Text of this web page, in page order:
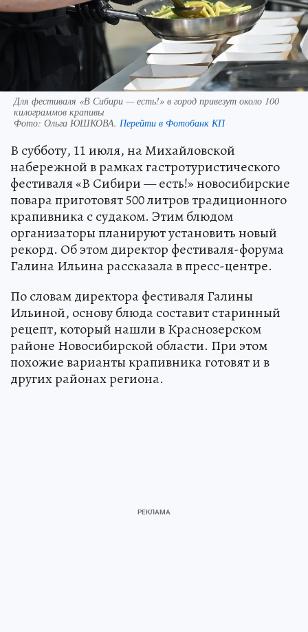
Для фестиваля «В Сибири — есть!» в город привезут около 100
килограммов крапивы
Фото: Ольга ЮШКОВА. Перейти в Фотобанк КП
В субботу, 11 июля, на Михайловской
набережной в рамках гастротуристического
фестиваля «В Сибири — есть!» новосибирские
повара приготовят 500 литров традиционного
крапивника с судаком. Этим блюдом
организаторы планируют установить новый
рекорд. Об этом директор фестиваля-форума
Галина Ильина рассказала в пресс-центре.
По словам директора фестиваля Галины
Ильиной, основу блюда составит старинный
рецепт, который нашли в Краснозерском
районе Новосибирской области. При этом
похожие варианты крапивника готовят и в
других районах региона.